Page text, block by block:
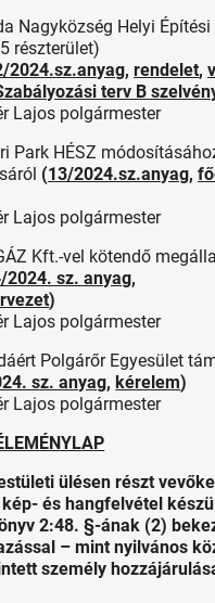
Nagyközség Helyi Építési
részterület)
2024.sz.anyag,rendelet,
terv B
Lajos polgármester
Park HÉSZ
(13/2024.sz.anyag,
Lajos polgármester
Kft.-vel kötendő
2024. sz. anyag,
)
Lajos polgármester
Polgárőr Egyesület
sz. anyag, kérelem)
Lajos polgármester
ülésen részt
és hangfelvétel
2:48. §-ának (2)
– mint nyilvános
személy